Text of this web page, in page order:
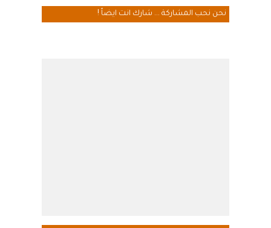
نحن نحب المشاركة ... شارك انت ايضاً !